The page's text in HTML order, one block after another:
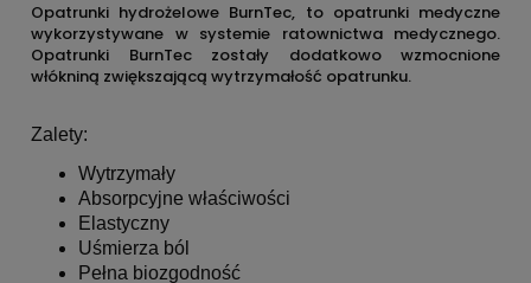
Opatrunki hydrożelowe BurnTec, to opatrunki medyczne
wykorzystywane w systemie ratownictwa medycznego.
Opatrunki BurnTec zostały dodatkowo wzmocnione
włókniną zwiększającą wytrzymałość opatrunku.
Zalety:
Wytrzymały
Absorpcyjne właściwości
Elastyczny
Uśmierza ból
Pełna biozgodność